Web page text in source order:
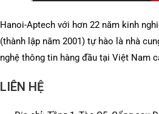
Hanoi-Aptech với hơn 22 năm kinh
(thành lập năm 2001) tự hào là nhà
nghệ thông tin hàng đầu tại Việt Nam
LIÊN HỆ